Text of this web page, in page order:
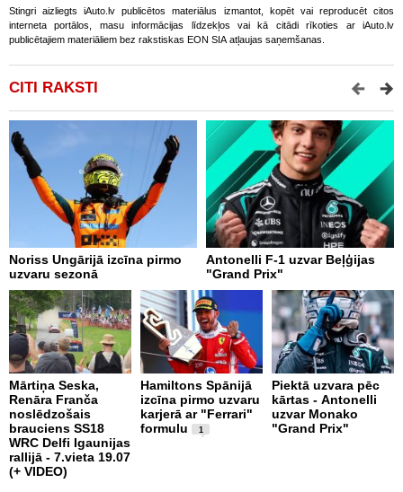
Stingri aizliegts iAuto.lv publicētos materiālus izmantot, kopēt vai reproducēt citos
interneta portālos, masu informācijas līdzekļos vai kā citādi rīkoties ar iAuto.lv
publicētajiem materiāliem bez rakstiskas EON SIA atļaujas saņemšanas.
CITI RAKSTI
Noriss Ungārijā izcīna pirmo
uzvaru sezonā
Antonelli F-1 uzvar Beļģijas
"Grand Prix"
Mārtiņa Seska,
Renāra Franča
noslēdzošais
brauciens SS18
WRC Delfi Igaunijas
rallijā - 7.vieta 19.07
(+ VIDEO)
Hamiltons Spānijā
izcīna pirmo uzvaru
karjerā ar "Ferrari"
formulu
1
Piektā uzvara pēc
kārtas - Antonelli
uzvar Monako
"Grand Prix"